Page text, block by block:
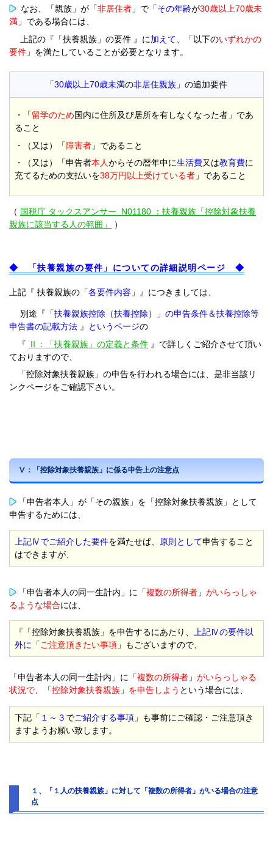
なお、「親族」が「非居住者 」で「その年齢が30歳以上70歳未
満 」である場合には、
上記の『「扶養親族」の要件 』に加えて 、「以下のいずれかの
要件 」を満たしていることが必要となります。
「30歳以上70歳未満の非居住親族 」の追加要件
・「留学のため国内に住所及び居所を有しなくなった者」であ
ること
・（又は）「障害者 」であること
・（又は）「申告者本人からその暦年中に生活費又は教育費に
充てるための支払いを38万円以上受けている者 」であること
（ 国税庁 タックスアンサー N01180 ：扶養親族「控除対象扶養
親族に該当する人の範囲」
）
◆ 「扶養親族の要件」についての詳細説明ページ ◆
上記『 扶養親族の「各要件内容 」』につきましては、
別途『 「扶養親族控除（扶養控除）」の申告条件＆扶養控除等
申告書の記載方法 』 というページの
『 Ⅱ：「扶養親族」の定義と条件 』で詳しくご紹介させて頂い
ておりますので、
「控除対象扶養親族」の申告を行われる場合には、是非当該リ
ンクページをご確認下さい。
Ⅴ：「控除対象扶養親族」に係る申告上の注意点
「申告者本人」が「その親族」を「控除対象扶養親族」として
申告するためには、
上記Ⅳでご紹介した要件を満たせば、 原則として申告すること
はできますが、
「申告者本人の同一生計内」に「複数の所得者 」 がいらっしゃ
るような場合には、
『「控除対象扶養親族」を申告するにあたり、
上記Ⅳの要件以
外に
「 ご注意頂きたい事項 」もございますので、
「申告者本人の同一生計内」に「複数の所得者 」 がいらっしゃる
状況で、「控除対象扶養親族 」 を申告しよう という場合には、
下記「 １～３ でご紹介する事項 」も事前にご確認・ご注意頂き
ますようお願い致します。
１、「１人の扶養親族」に対して「複数の所得者」がいる場合の注意
点